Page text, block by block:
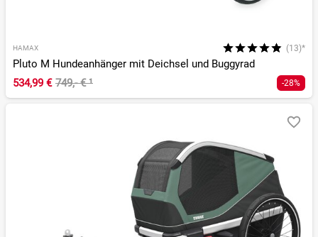
HAMAX (13)*
Pluto M Hundeanhänger mit Deichsel und Buggyrad
534,99 € 749,- €¹ -28%